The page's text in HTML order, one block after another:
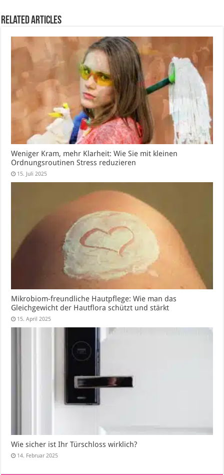
Related Articles
Weniger Kram, mehr Klarheit: Wie Sie mit kleinen
Ordnungsroutinen Stress reduzieren
15. Juli 2025
Mikrobiom-freundliche Hautpflege: Wie man das
Gleichgewicht der Hautflora schützt und stärkt
15. April 2025
Wie sicher ist Ihr Türschloss wirklich?
14. Februar 2025